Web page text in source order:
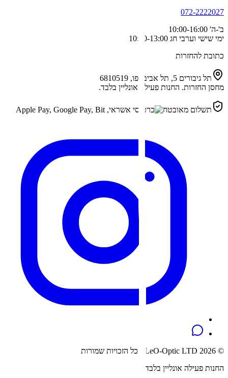
072-2222027
ב'-ה'
ימי שישי וערבי חג 10:00-13:00
כתובת להחזרות
תל גיבורים 5, תל אביב-יפו, 6810519
מחסן החזרות. החנות פעילה אונליין בלבד.
תשלום מאובטח
© 2026 LeO-Optic LTD · כל הזכויות שמורות
החנות פעילה אונליין בלבד